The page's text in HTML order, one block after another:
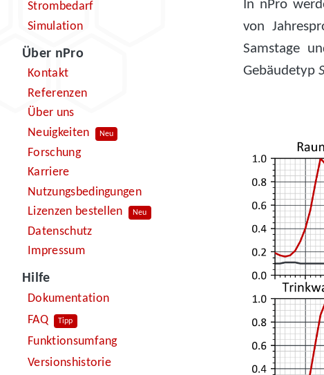
Strombedarf
Simulation
Über nPro
Kontakt
Referenzen
Über uns
Neuigkeiten
Neu
Forschung
Karriere
Nutzungsbedingungen
Lizenzen bestellen
Neu
Datenschutz
Impressum
Hilfe
Dokumentation
FAQ
Tipp
Funktionsumfang
Versionshistorie
In nPro
von
Samstage
Gebäudetyp